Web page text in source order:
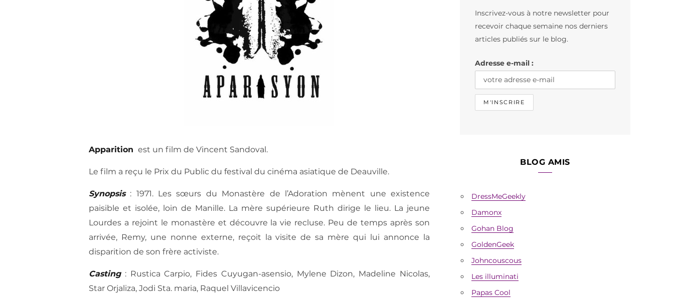
Apparition est un film de Vincent Sandoval.
Le film a reçu le Prix du Public du festival du cinéma asiatique de Deauville.
Synopsis : 1971. Les sœurs du Monastère de l’Adoration mènent une existence
paisible et isolée, loin de Manille. La mère supérieure Ruth dirige le lieu. La jeune
Lourdes a rejoint le monastère et découvre la vie recluse. Peu de temps après son
arrivée, Remy, une nonne externe, reçoit la visite de sa mère qui lui annonce la
disparition de son frère activiste.
Casting : Rustica Carpio, Fides Cuyugan-asensio, Mylene Dizon, Madeline Nicolas,
Star Orjaliza, Jodi Sta. maria, Raquel Villavicencio
o
r
m
Inscrivez-vous à notre newsletter pour
recevoir chaque semaine nos derniers
articles publiés sur le blog.
Adresse e-mail :
BLOG AMIS
DressMeGeekly
Damonx
Gohan Blog
GoldenGeek
Johncouscous
Les illuminati
Papas Cool